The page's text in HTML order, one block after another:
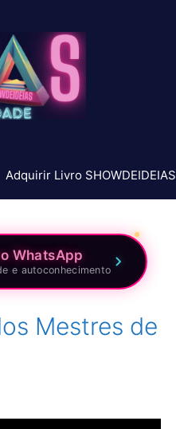
Adquirir Livro SHOWDEIDEIAS
WhatsApp
e autoconhecimento
Mestres de